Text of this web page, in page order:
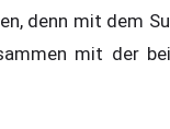
denn mit dem
mit der